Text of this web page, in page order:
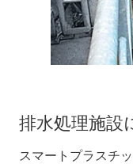
排水処理施設
スマートプラスチ